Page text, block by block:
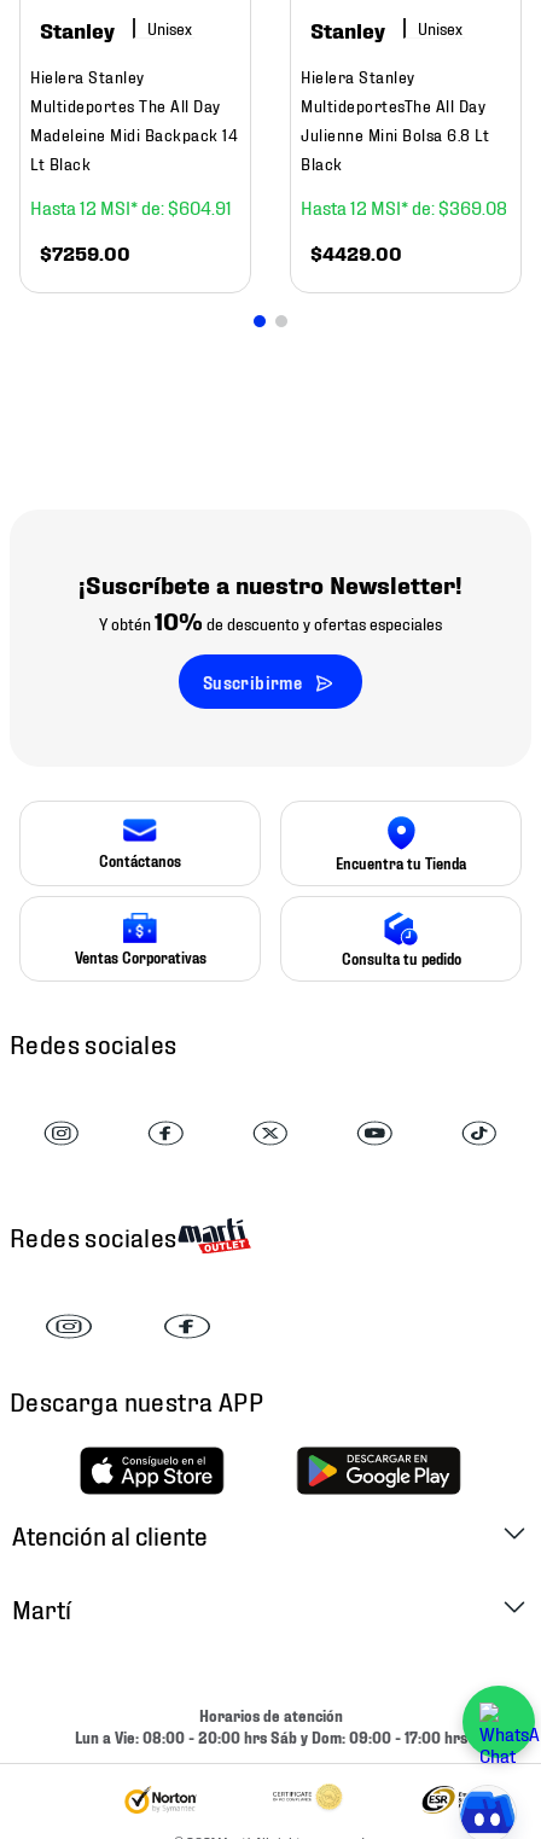
Stanley
Hielera Stanley
Multideportes The All Day
Madeleine Midi Backpack 14
Lt Black
12 $604 91
$7259.00
Stanley
Hielera Stanley
MultideportesThe All Day
Julienne Mini Bolsa 6.8 Lt
Black
12 $369 08
$4429.00
¡Suscríbete a nuestro Newsletter!
Y obtén10% de descuento y ofertas especiales
Suscribirme
Contáctanos Encuentra tu Tienda
Ventas Corporativas Consulta tu pedido
Redes sociales
Redes sociales
Descarga nuestra APP
Atención al cliente
Cambios y Devoluciones
Condiciones de Entrega
Martí
Términos y Condiciones
Horarios de atención
Lun a Vie: 08:00 - 20:00 hrs Sáb y Dom: 09:00 - 17:00 hrs